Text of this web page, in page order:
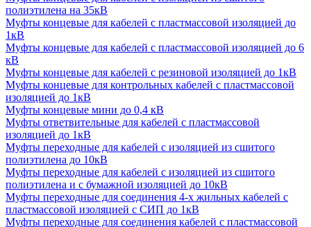
полиэтилена на 35кВ
Муфты концевые для кабелей с пластмассовой изоляцией до
1кВ
Муфты концевые для кабелей с пластмассовой изоляцией до 6
кВ
Муфты концевые для кабелей с резиновой изоляцией до 1кВ
Муфты концевые для контрольных кабелей с пластмассовой
изоляцией до 1кВ
Муфты концевые мини до 0,4 кВ
Муфты ответвительные для кабелей с пластмассовой
изоляцией до 1кВ
Муфты переходные для кабелей с изоляцией из сшитого
полиэтилена до 10кВ
Муфты переходные для кабелей с изоляцией из сшитого
полиэтилена и с бумажной изоляцией до 10кВ
Муфты переходные для соединения 4-х жильных кабелей с
пластмассовой изоляцией с СИП до 1кВ
Муфты переходные для соединения кабелей с пластмассовой